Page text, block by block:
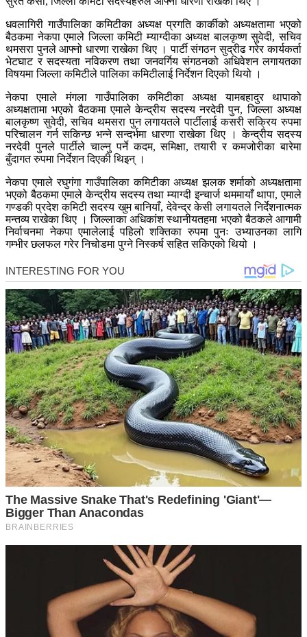
धवलागिरी गाउँपालिका कमिटीका अध्यक्ष प्रगति कार्कीको अध्यक्षतामा भएको
बैठकमा नेकपा एमाले जिल्ला कमिटी म्याग्दीका अध्यक्ष बालकृष्ण सुवेदी, सचिव
थमसरा पुनले आफ्नो धारणा राखेका थिए । पार्टी संगठन सुद्रीढ गरेर कार्यकर्ता
भेटघाट र सदस्यता नविकरण तथा जनवर्गिय संगठनको अधिवेशन लगायतका
विषयमा जिल्ला कमिटीले पालिका कमिटीलाई निर्देशन दिएको थियो ।
नेकपा एमाले मंगला गाउँपालिका कमिटीका अध्यक्ष यामबहादुर थापाको
अध्यक्षतामा भएको बैठकमा एमाले केन्द्रीय सदस्य नरदेवी पुन, जिल्ला अध्यक्ष
बालकृष्ण सुवेदी, सचिव थमसरा पुन लगायतले पार्टीलाई कसरी सक्रिय रुपमा
परिचालन गर्न सकिन्छ भन्ने सन्दर्भमा धारणा राखेका थिए । केन्द्रीय सदस्य
नरदेवी पुनले पार्टीले चाल्नु पर्ने कदम, समिक्षा, तयारी र कमजोरीका बारेमा
बुँदागत रुपमा निर्देशन दिएकी थिइन् ।
नेकपा एमाले रघुगंगा गाउँपालिका कमिटीका अध्यक्ष झलक शर्माको अध्यक्षतामा
भएको बैठकमा एमाले केन्द्रीय सदस्य तथा म्याग्दी इन्चार्ज थममायाँ थापा, एमाले
गण्डकी प्रदेश कमिटी सदस्य खुम बानियाँ, देवेन्द्र केसी लगायतले निर्देशनात्मक
मन्तव्य राखेका थिए । जिल्लाका अधिकांश स्थानीयतहमा भएको बैठकले आगामी
निर्वाचनमा नेकपा एमालेलाई पहिलो शक्तिका रुपमा पुनः उभ्याउनका लागि
गम्भीर छलफल गरेर निचोडमा पुग्ने निस्कर्ष सहित सकिएको थियो ।